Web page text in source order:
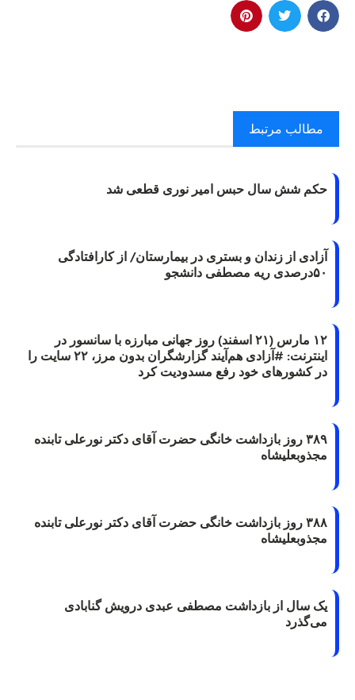
مطالب مرتبط
حکم شش سال حبس امیر نوری قطعی شد
آزادی از زندان و بستری در بیمارستان/ از کارافتادگی
۵۰درصدی ریه مصطفی دانشجو
۱۲ مارس (۲۱ اسفند) روز جهانی مبارزه با سانسور در
اینترنت: #آزادی هم‌آیند گزارشگران‌ بدون مرز، ۲۲ سایت را
در کشورهای خود رفع مسدودیت کرد
۳۸۹ روز بازداشت خانگی حضرت آقای دکتر نورعلی تابنده
مجذوبعلیشاه
۳۸۸ روز بازداشت خانگی حضرت آقای دکتر نورعلی تابنده
مجذوبعلیشاه
یک سال از بازداشت مصطفی عبدی درویش گنابادی
می‌گذرد